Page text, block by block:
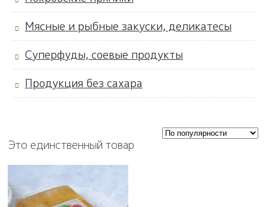
Мясные и рыбные закуски, деликатесы
Суперфуды, соевые продукты
Продукция без сахара
Это единственный товар